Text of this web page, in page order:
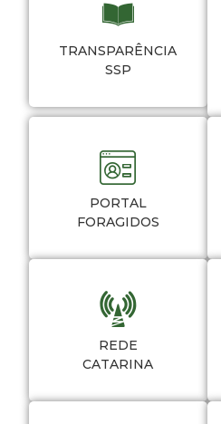
TRANSPARÊNCIA
SSP
PORTAL
FORAGIDOS
REDE
CATARINA